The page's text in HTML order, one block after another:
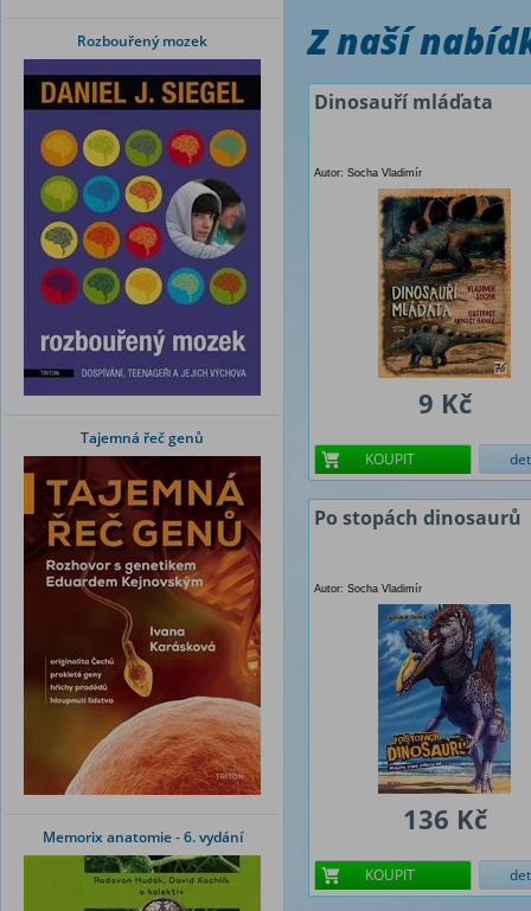
Rozbouřený mozek
Tajemná řeč genů
Memorix anatomie - 6. vydání
Z naší
Dinosauří mláďata
Autor: Socha Vladimír
9 Kč
KOUPIT
Po stopách dinosaurů
Autor: Socha Vladimír
136 Kč
KOUPIT